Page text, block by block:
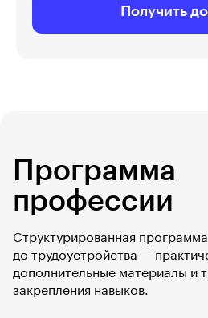
Получить
Программа
профессии
Структурированная программа
до трудоустройства —
дополнительные материалы и
закрепления навыков.